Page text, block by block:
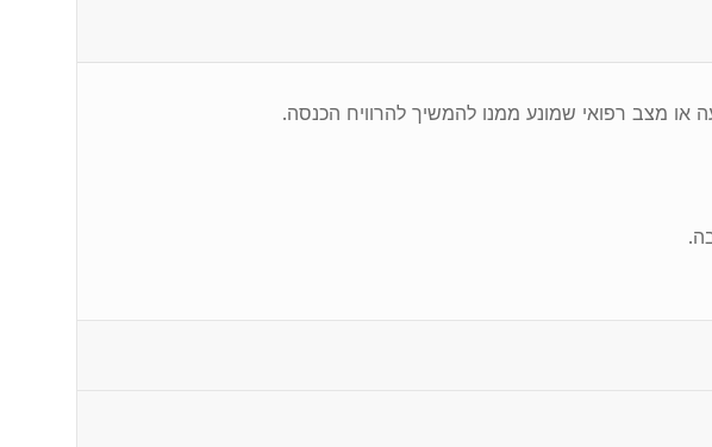
מצב רפואי שמונע ממנו להמשיך להרוויח הכנסה.